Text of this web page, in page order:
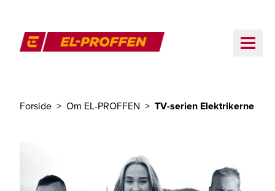
Forside Om EL-PROFFEN TV-serien Elektrikerne